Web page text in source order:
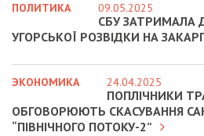
ПОЛИТИКА 09.05.2025
СБУ ЗАТРИМАЛА
УГОРСЬКОЇ РОЗВІДКИ НА
ЭКОНОМИКА 24.04.2025
ПОПЛІЧНИКИ
ОБГОВОРЮЮТЬ СКАСУВАННЯ
“ПІВНІЧНОГО ПОТОКУ-2”